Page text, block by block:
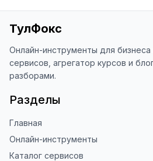
Яндекс.Браузере
«Оценить сайт» в
наши инструменты!
ТулФокс
Онлайн-инструменты для бизнеса
сервисов, агрегатор курсов и
разборами.
Разделы
Главная
Онлайн-инструменты
Каталог сервисов